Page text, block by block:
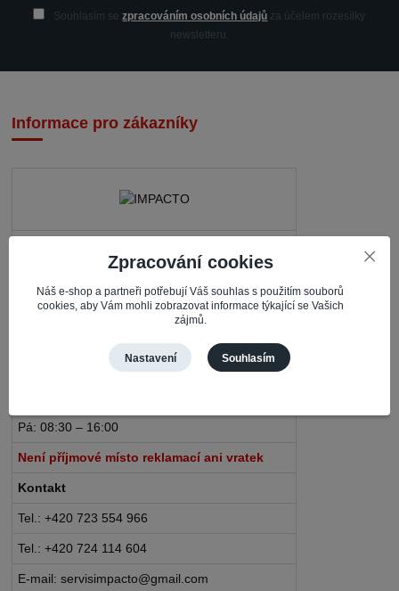
Souhlasím sezpracováním osobních údajů za účelem rozesílky
newsletteru.
Informace pro zákazníky
735 81 Bohumín – Nový Bohumín
Pá: 08:30 – 16:00
Není příjmové místo reklamací ani vratek
Kontakt
Tel.: +420 723 554 966
Tel.: +420 724 114 604
E-mail: servisimpacto@gmail.com
Zpracování cookies
Náš e-shop a partneři potřebují Váš souhlas s použitím souborů
cookies, aby Vám mohli zobrazovat informace týkající se Vašich
zájmů.
Nastavení Souhlasím